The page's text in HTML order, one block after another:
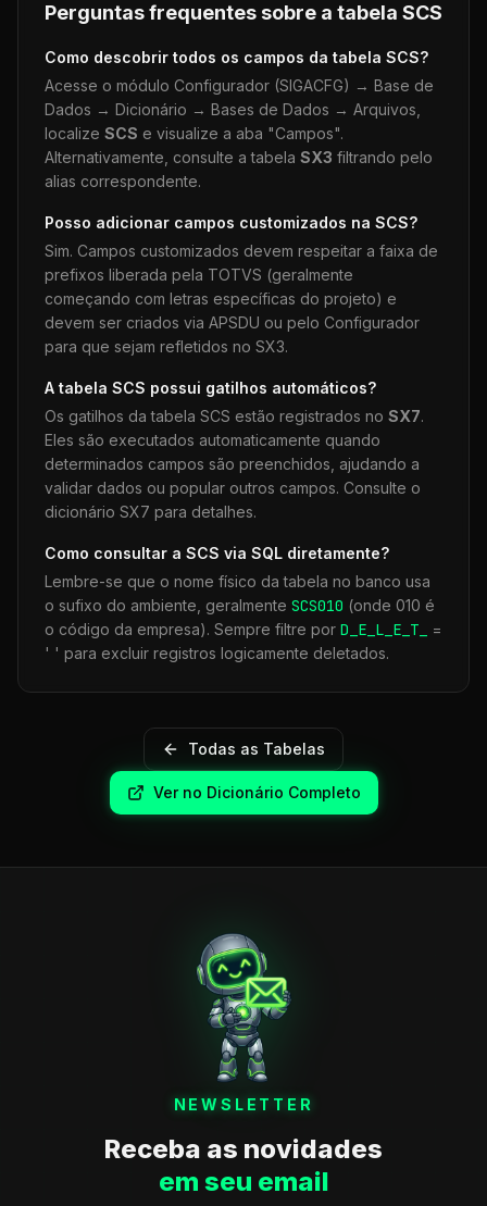
Perguntas frequentes sobre a tabela SCS
Como descobrir todos os campos da tabela SCS?
Acesse o módulo Configurador (SIGACFG) → Base de
Dados → Dicionário → Bases de Dados → Arquivos,
localize SCS e visualize a aba "Campos".
Alternativamente, consulte a tabela SX3 filtrando pelo
alias correspondente.
Posso adicionar campos customizados na SCS?
Sim. Campos customizados devem respeitar a faixa de
prefixos liberada pela TOTVS (geralmente
começando com letras específicas do projeto) e
devem ser criados via APSDU ou pelo Configurador
para que sejam refletidos no SX3.
A tabela SCS possui gatilhos automáticos?
Os gatilhos da tabela SCS estão registrados no SX7.
Eles são executados automaticamente quando
determinados campos são preenchidos, ajudando a
validar dados ou popular outros campos. Consulte o
dicionário SX7 para detalhes.
Como consultar a SCS via SQL diretamente?
Lembre-se que o nome físico da tabela no banco usa
o sufixo do ambiente, geralmente SCS010 (onde 010 é
o código da empresa). Sempre filtre por D_E_L_E_T_
=
' ' para excluir registros logicamente deletados.
Todas as Tabelas
Ver no Dicionário Completo
NEWSLETTER
Receba as novidades
em seu email